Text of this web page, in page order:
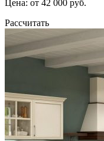
Цена: от 42 000 руб.
Рассчитать